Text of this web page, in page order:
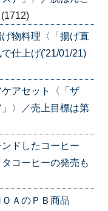
(1712)
物料理〈「揚げ直
仕上げ('21/01/21)
ケアセット〈「ザ
〉／売上目標は第
ドしたコーヒー
コーヒーの発売も
ＡのＰＢ商品